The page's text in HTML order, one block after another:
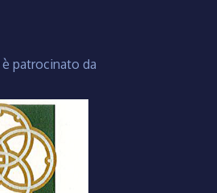
è patrocinato da